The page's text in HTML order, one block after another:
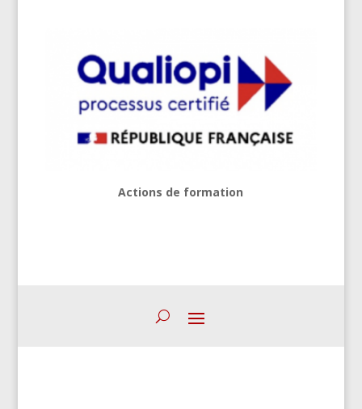
Actions de formation